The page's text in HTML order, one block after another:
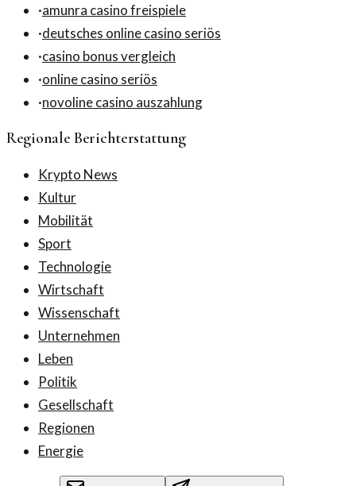
·amunra casino freispiele
·deutsches online casino seriös
·casino bonus vergleich
·online casino seriös
·novoline casino auszahlung
Regionale Berichterstattung
Krypto News
Kultur
Mobilität
Sport
Technologie
Wirtschaft
Wissenschaft
Unternehmen
Leben
Politik
Gesellschaft
Regionen
Energie